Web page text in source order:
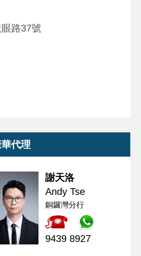
路37號
華代理
謝天洛
Andy Tse
銅鑼灣分行
9439 8927